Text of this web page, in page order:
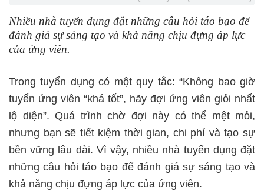
Nhiều nhà tuyển dụng đặt những câu hỏi táo bạo để
đánh giá sự sáng tạo và khả năng chịu đựng áp lực
của ứng viên.
Trong tuyển dụng có một quy tắc: “Không bao giờ
tuyển ứng viên “khá tốt”, hãy đợi ứng viên giỏi nhất
lộ diện”. Quá trình chờ đợi này có thể mệt mỏi,
nhưng bạn sẽ tiết kiệm thời gian, chi phí và tạo sự
bền vững lâu dài. Vì vậy, nhiều nhà tuyển dụng đặt
những câu hỏi táo bạo để đánh giá sự sáng tạo và
khả năng chịu đựng áp lực của ứng viên.